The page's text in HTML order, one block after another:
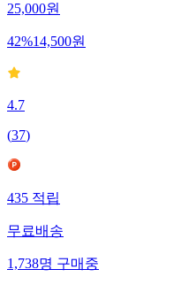
25,000원
42%14,500원
4.7
(37)
435 적립
무료배송
1,738명 구매중